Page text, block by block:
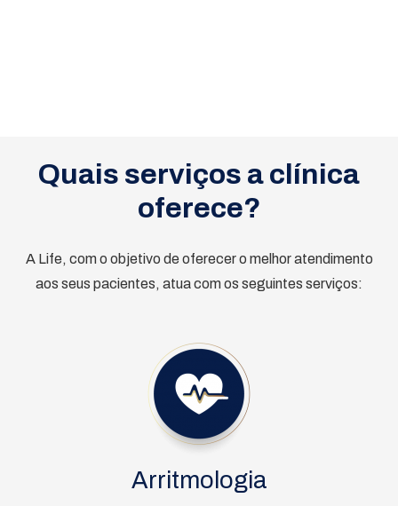
Quais serviços a clínica
oferece?
A Life, com o objetivo de oferecer o melhor atendimento
aos seus pacientes, atua com os seguintes serviços:
Arritmologia